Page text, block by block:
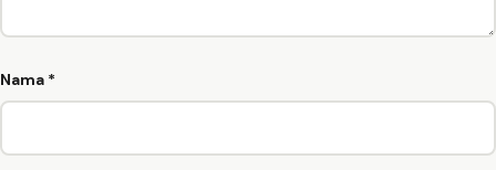
Nama *